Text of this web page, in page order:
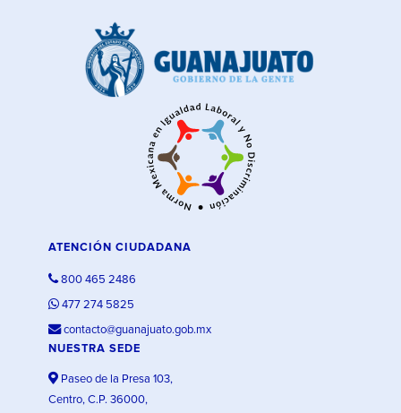
ATENCIÓN CIUDADANA
800 465 2486
477 274 5825
contacto@guanajuato.gob.mx
NUESTRA SEDE
Paseo de la Presa 103,
Centro, C.P. 36000,